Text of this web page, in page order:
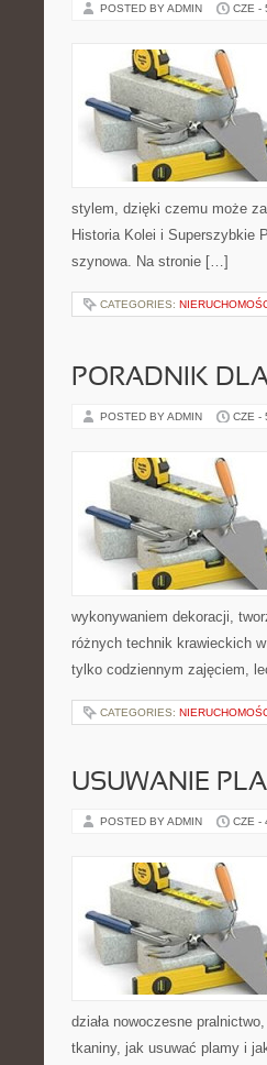
POSTED BY ADMIN CZE -
stylem, dzięki czemu może
Historia Kolei i Superszybkie
szynowa. Na stronie […]
CATEGORIES:
PORADNIK
POSTED BY ADMIN CZE -
wykonywaniem dekoracji,
różnych technik krawieckich
tylko codziennym zajęciem,
CATEGORIES:
USUWANIE
POSTED BY ADMIN CZE -
działa nowoczesne
tkaniny, jak usuwać plamy i